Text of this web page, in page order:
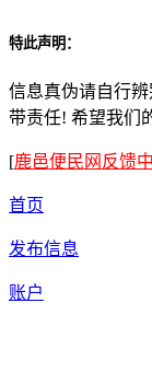
特此声明：
信息真伪请自行
带责任! 希望我们
[鹿邑便民网反馈
首页
发布信息
账户